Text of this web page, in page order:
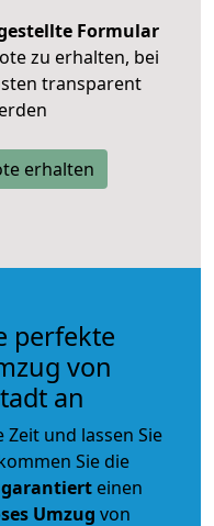
Formular
zu erhalten, bei
transparent
erhalten
perfekte
von
an
und lassen Sie
Sie die
garantiert einen
Umzug von